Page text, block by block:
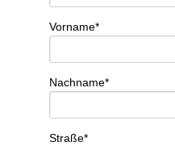
Vorname*
Nachname*
Straße*